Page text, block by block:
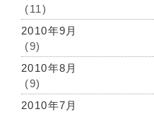
(11)
2010年9月
(9)
2010年8月
(9)
2010年7月